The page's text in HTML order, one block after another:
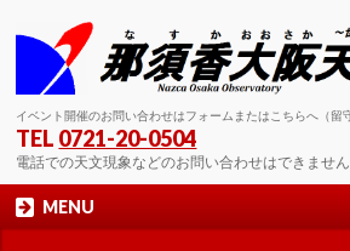
イベント開催のお問い合わせはフォームまたはこちらへ（
TEL 0721-20-0504
電話での天文現象などのお問い合わせはできませ
MENU